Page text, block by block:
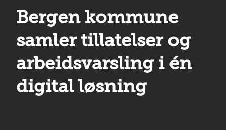
Bergen kommune
samler tillatelser og
arbeidsvarsling i én
digital løsning